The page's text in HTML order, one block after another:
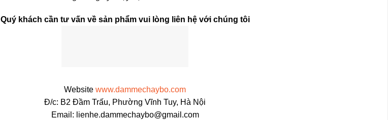
Quý khách cần tư vấn về sản phẩm vui lòng liên hệ với chúng tôi
Websitewww.dammechaybo.com
Đ/c: B2 Đầm Trấu, Phường Vĩnh Tuy, Hà Nội
Email: lienhe.dammechaybo@gmail.com